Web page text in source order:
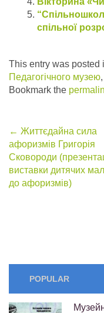
спільної
This entry was posted
Педагогічного музею,
Bookmark the
Post
navigation
← Життєдайна сила
афоризмів Григорія
Сковороди
виставки дитячих
до афоризмів)
POPULAR